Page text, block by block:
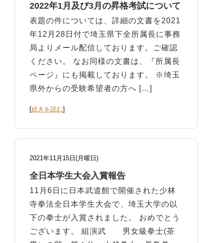
2022年1月及び3月の昇格考試について
表題の件については、詳細の文書を2021
年12月28日付で埼玉県下全所属長に事務
局よりメール配信しております。ご確認
ください。 なお同様の文書は、『所属長
ページ』にも掲載しております。 ※埼玉
県外からの受験希望者の方へ […]
[続きを読む]
2021年11月15日(月曜日)
全日本学生大会入賞報告
11月6日に日本武道館で開催された少林
寺拳法全日本学生大会で、埼玉大学の以
下の拳士が入賞されました。 おめでとう
ございます。 組演武 男女級拳士(茶